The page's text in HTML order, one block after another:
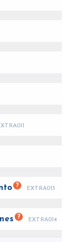
? EXTRA013
? EXTRA014